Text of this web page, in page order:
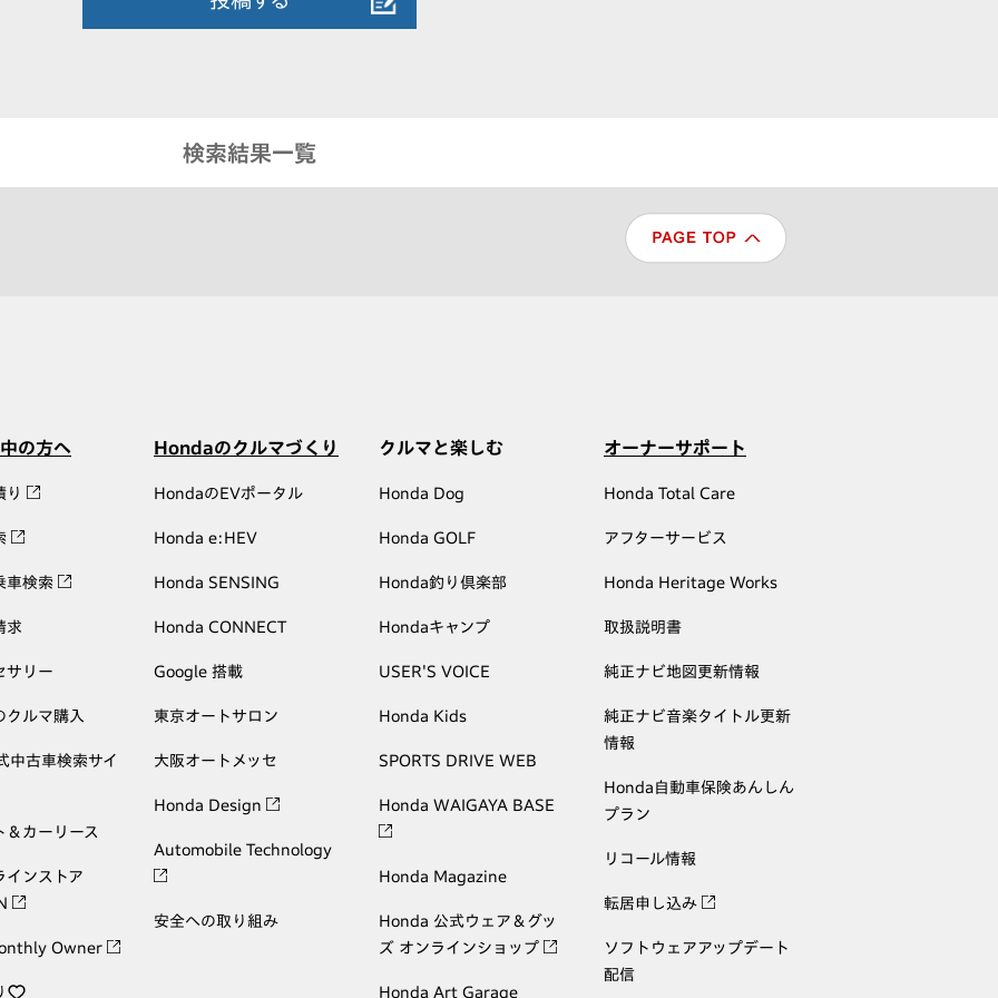
検索結果一覧
の方へ
り
車検索
求
サリー
クルマ購入
中古車検索サイ
＆カーリース
インストア
Owner
Hondaのクルマづくり
HondaのEVポータル
Honda e:HEV
Honda SENSING
Honda CONNECT
Google 搭載
東京オートサロン
大阪オートメッセ
Honda Design
Automobile Technology
安全への取り組み
クルマと楽しむ
Honda Dog
Honda GOLF
Honda釣り倶楽部
Hondaキャンプ
USER'S VOICE
Honda Kids
SPORTS DRIVE WEB
Honda WAIGAYA BASE
Honda Magazine
Honda 公式ウェア＆グッ
ズ オンラインショップ
Honda Art Garage
オーナーサポート
Honda Total Care
アフターサービス
Honda Heritage Works
取扱説明書
純正ナビ地図更新情報
純正ナビ音楽タイトル更新
情報
Honda自動車保険あんしん
プラン
リコール情報
転居申し込み
ソフトウェアアップデート
配信